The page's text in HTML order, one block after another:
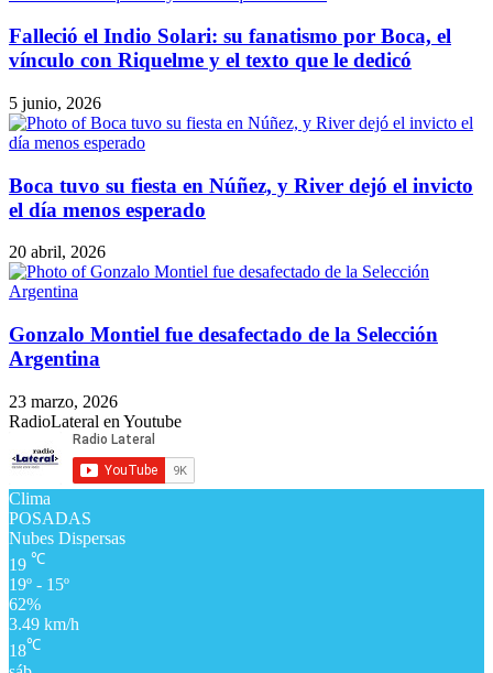
Falleció el Indio Solari: su fanatismo por Boca, el
vínculo con Riquelme y el texto que le dedicó
5 junio, 2026
Boca tuvo su fiesta en Núñez, y River dejó el invicto
el día menos esperado
20 abril, 2026
Gonzalo Montiel fue desafectado de la Selección
Argentina
23 marzo, 2026
RadioLateral en Youtube
Clima
POSADAS
Nubes Dispersas
19 ℃
19º - 15º
62%
3.49 km/h
18℃